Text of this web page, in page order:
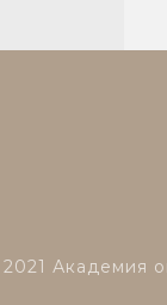
Академия